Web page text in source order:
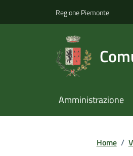
Regione Piemonte
Amministrazione
Home /